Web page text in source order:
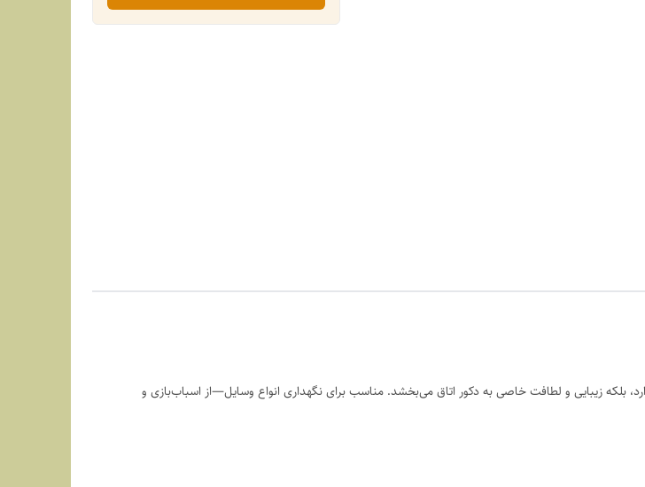
بلکه زیبایی و لطافت خاصی به دکور اتاق می‌بخشد. مناسب برای نگهداری انواع وسایل—از اسباب‌بازی و